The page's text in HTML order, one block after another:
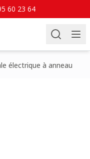
60 23 64
électrique à anneau